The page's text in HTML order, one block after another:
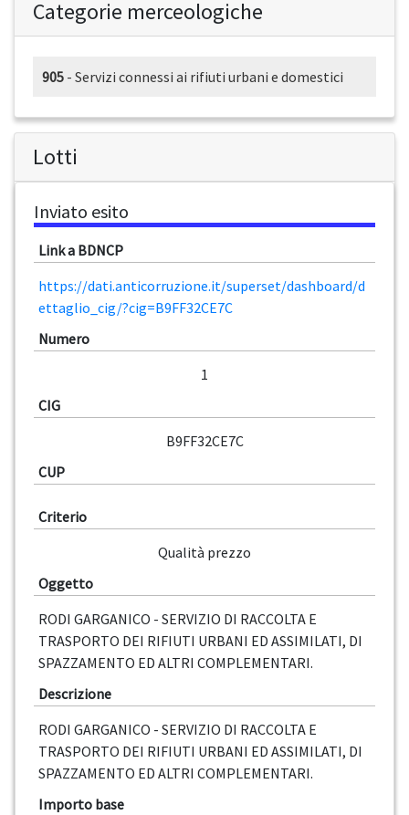
Categorie merceologiche
905 - Servizi connessi ai rifiuti urbani e domestici
Lotti
Inviato esito
Link a BDNCP
https://dati.anticorruzione.it/superset/dashboard/d
ettaglio_cig/?cig=B9FF32CE7C
Numero
1
CIG
B9FF32CE7C
CUP
Criterio
Qualità prezzo
Oggetto
RODI GARGANICO - SERVIZIO DI RACCOLTA E
TRASPORTO DEI RIFIUTI URBANI ED ASSIMILATI, DI
SPAZZAMENTO ED ALTRI COMPLEMENTARI.
Descrizione
RODI GARGANICO - SERVIZIO DI RACCOLTA E
TRASPORTO DEI RIFIUTI URBANI ED ASSIMILATI, DI
SPAZZAMENTO ED ALTRI COMPLEMENTARI.
Importo base